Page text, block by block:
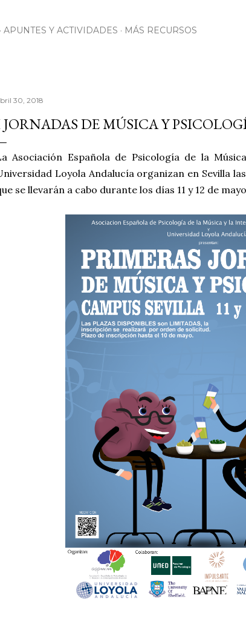
APUNTES Y ACTIVIDADES MÁS RECURSOS
30, 2018
JORNADAS DE MÚSICA Y
Asociación Española de Psicología de la
Loyola Andalucía organizan en Sevilla
se llevarán a cabo durante los días 11 y 12 de